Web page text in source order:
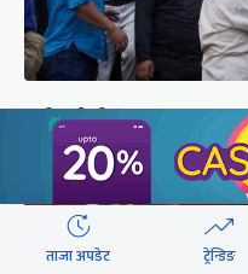
पर्वतारोही पुरबहादुर
ताजा अपडेट ट्रेन्डिङ